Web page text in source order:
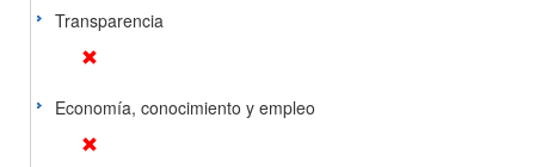
Transparencia
Economía, conocimiento y empleo